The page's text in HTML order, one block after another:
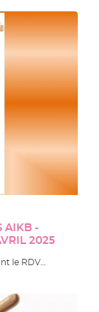
AIKB -
2025
le RDV…